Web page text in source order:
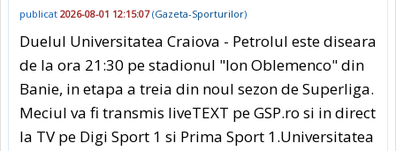
publicat 2026-08-01 12:15:07(Gazeta-Sporturilor)
Duelul Universitatea Craiova - Petrolul este diseara
de la ora 21:30 pe stadionul "Ion Oblemenco" din
Banie, in etapa a treia din noul sezon de Superliga.
Meciul va fi transmis liveTEXT pe GSP.ro si in direct
la TV pe Digi Sport 1 si Prima Sport 1.Universitatea